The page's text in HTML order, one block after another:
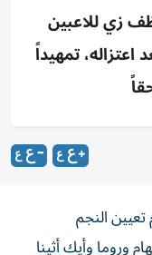
زي للاعبين
تمهيداً
النجم
وروما وأيك أثينا